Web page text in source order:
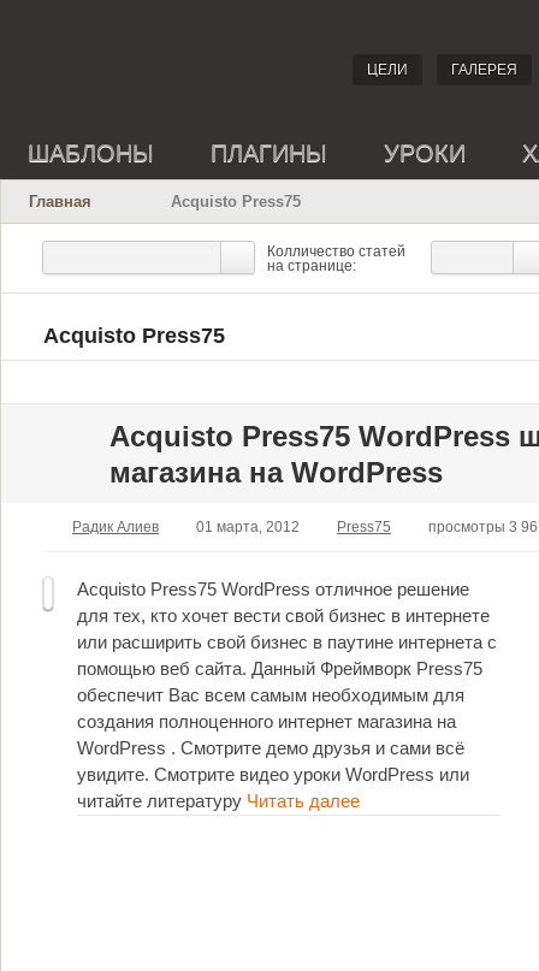
ЦЕЛИ ГАЛЕРЕЯ
ШАБЛОНЫ ПЛАГИНЫ УРОКИ
Главная Acquisto Press75
Колличество статей
на странице:
Acquisto Press75
Acquisto Press75 WordPress
магазина на WordPress
Радик Алиев 01 марта, 2012 Press75 просмотры 3
Acquisto Press75 WordPress отличное решение
для тех, кто хочет вести свой бизнес в интернете
или расширить свой бизнес в паутине интернета с
помощью веб сайта. Данный Фреймворк Press75
обеспечит Вас всем самым необходимым для
создания полноценного интернет магазина на
WordPress . Смотрите демо друзья и сами всё
увидите. Смотрите видео уроки WordPress или
читайте литературу Читать далее